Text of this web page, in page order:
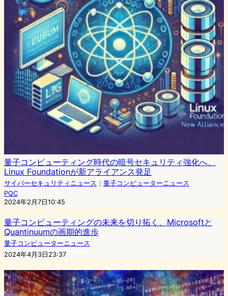
量子コンピューティング時代の暗号セキュリティ強化へ、
Linux Foundationが新アライアンス発足
サイバーセキュリティニュース ｜ 量子コンピューターニュース
PQC
2024年2月7日10:45
量子コンピューティングの未来を切り拓く、Microsoftと
Quantinuumの画期的進歩
量子コンピューターニュース
2024年4月3日23:37